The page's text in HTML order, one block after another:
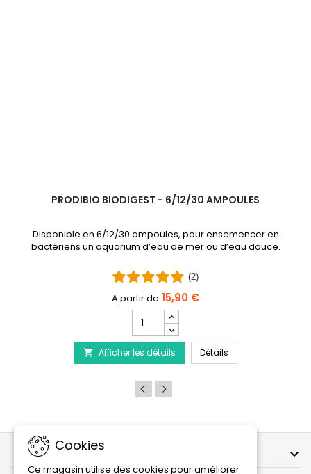
PRODIBIO BIODIGEST - 6/12/30 AMPOULES
Disponible en 6/12/30 ampoules, pour ensemencer en
bactériens un aquarium d’eau de mer ou d’eau douce.
(2)
15,90 €
quantité
du
produit
PRODIBIO
BioDigest
 Afficher les détails DétailsPRODIBIO

Cookies
Ce magasin utilise des cookies pour améliorer